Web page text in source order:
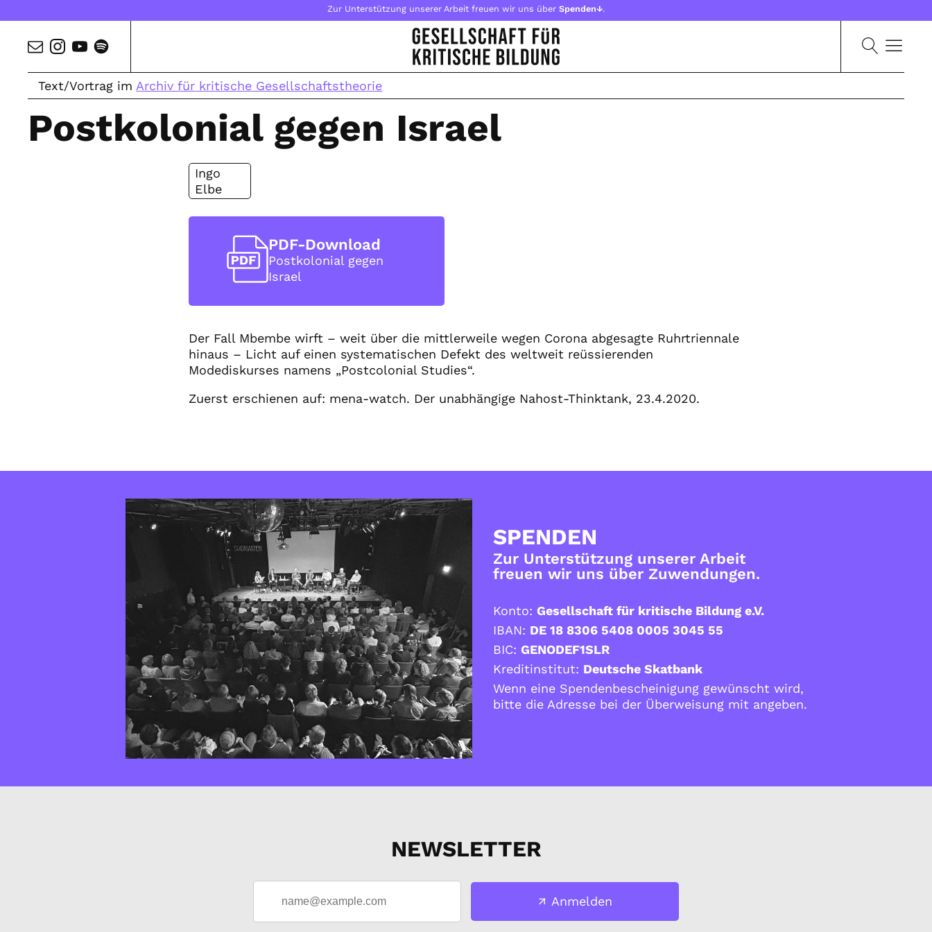
Zur Unterstützung unserer Arbeit freuen wir uns über Spenden↓.
Text/Vortrag im Archiv für kritische Gesellschaftstheorie
Postkolonial gegen Israel
Ingo
Elbe
PDF-Download
Postkolonial gegen
Israel
Der Fall Mbembe wirft – weit über die mittlerweile wegen Corona abgesagte Ruhrtriennale
hinaus – Licht auf einen systematischen Defekt des weltweit reüssierenden
Modediskurses namens „Postcolonial Studies“.
Zuerst erschienen auf: mena-watch. Der unabhängige Nahost-Thinktank, 23.4.2020.
SPENDEN
Zur Unterstützung unserer Arbeit
freuen wir uns über Zuwendungen.
Konto: Gesellschaft für kritische Bildung e.V.
IBAN: DE 18 8306 5408 0005 3045 55
BIC: GENODEF1SLR
Kreditinstitut: Deutsche Skatbank
Wenn eine Spendenbescheinigung gewünscht wird,
bitte die Adresse bei der Überweisung mit angeben.
NEWSLETTER
Anmelden